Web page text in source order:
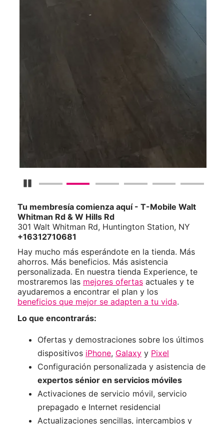
Detener carrusel
Tu membresía comienza aquí - T-Mobile Walt
Whitman Rd & W Hills Rd
301 Walt Whitman Rd, Huntington Station, NY
+16312710681
Hay mucho más esperándote en la tienda. Más
ahorros. Más beneficios. Más asistencia
personalizada. En nuestra tienda Experience, te
mostraremos las mejores ofertas actuales y te
ayudaremos a encontrar el plan y los
beneficios que mejor se adapten a tu vida.
Lo que encontrarás:
Ofertas y demostraciones sobre los últimos
dispositivos iPhone, Galaxy y Pixel
Configuración personalizada y asistencia de
expertos sénior en servicios móviles
Activaciones de servicio móvil, servicio
prepagado e Internet residencial
Actualizaciones sencillas, intercambios y